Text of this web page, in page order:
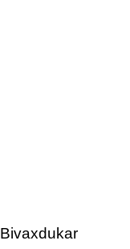
Bivaxdukar